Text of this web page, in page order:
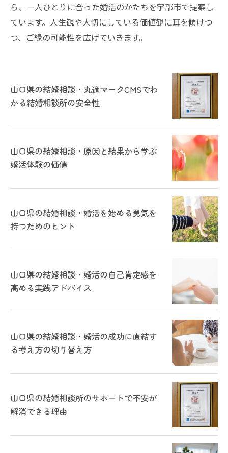
ら、一人ひとりに合った婚活のかたちを宇部市で提案し
ています。人生観や大切にしている価値観に耳を傾けつ
つ、ご縁の可能性を広げていきます。
山口県の結婚相談・丸適マークCMSでわ
かる結婚相談所の安全性
山口県の結婚相談・原因と結果から学ぶ
婚活体験の価値
山口県の結婚相談・婚活を始める勇気を
持つためのヒント
山口県の結婚相談・婚活の自己肯定感を
高める実践アドバイス
山口県の結婚相談・婚活の成功に直結す
る考え方の切り替え方
山口県の結婚相談所のサポートで不安が
解消できる理由